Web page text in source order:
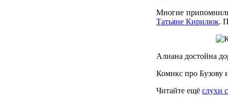
Многие
Татьяне Кирилюк.
Алиана достойна
Комикс про Бузову
Читайте ещё слухи